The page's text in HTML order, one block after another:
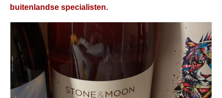
buitenlandse specialisten.